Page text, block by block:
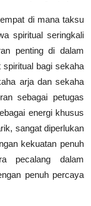
di mana taksu
spiritual seringkali
penting di dalam
bagi sekaha
arja dan sekaha
sebagai petugas
energi khusus
sangat diperlukan
kekuatan penuh
pecalang dalam
penuh percaya